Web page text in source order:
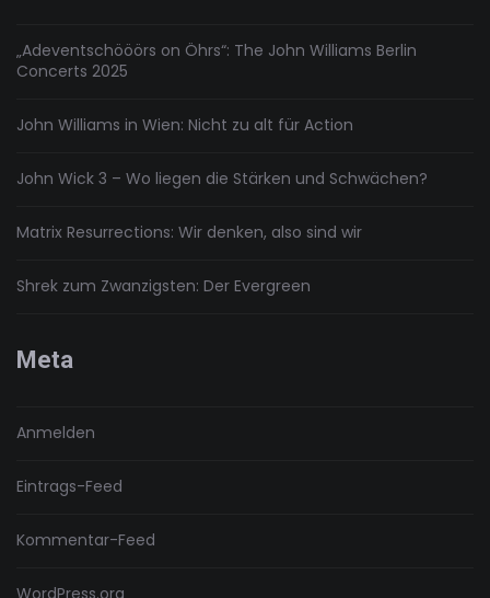
„Adeventschööörs on Öhrs“: The John Williams Berlin
Concerts 2025
John Williams in Wien: Nicht zu alt für Action
John Wick 3 – Wo liegen die Stärken und Schwächen?
Matrix Resurrections: Wir denken, also sind wir
Shrek zum Zwanzigsten: Der Evergreen
Meta
Anmelden
Eintrags-Feed
Kommentar-Feed
WordPress.org